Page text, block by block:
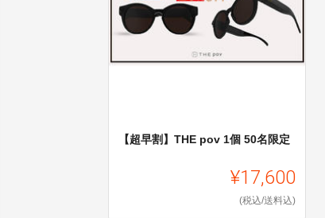
【超早割】THE pov 1個 50名限定
¥17,600
(税込/送料込)